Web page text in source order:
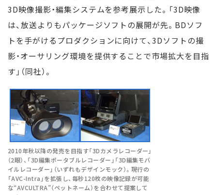
3D映像撮影・編集システムを参考展示した。「3D映像
は、放送よりもパッケージソフトの展開が先。BDソフ
トを手がけるプロダクションに向けて、3Dソフトの撮
影・オーサリング環境を提供することで市場拡大を目指
す」（同社）。
2010年秋以降の発売を目指す「3Dカメラレコーダー」
（2眼）、「3D編集ポータブルレコーダー」「3D編集モバ
イルレコーダー」（いずれもデザインモック）。現行の
「AVC-Intra」を拡張し、毎秒120枚の映像記録が可能
な“AVCULTRA”（ペットネーム）を合わせて提案して